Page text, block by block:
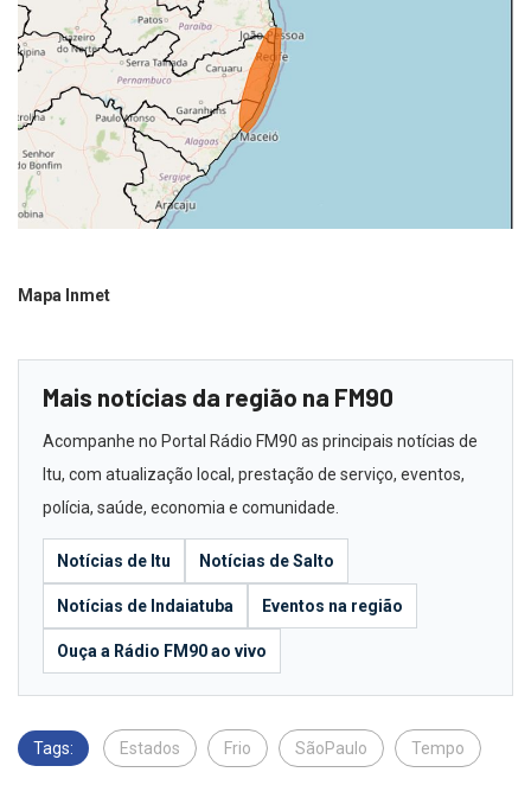
Mapa Inmet
Mais notícias da região na FM90
Acompanhe no Portal Rádio FM90 as principais notícias de
Itu, com atualização local, prestação de serviço, eventos,
polícia, saúde, economia e comunidade.
Notícias de Itu Notícias de Salto
Notícias de Indaiatuba Eventos na região
Ouça a Rádio FM90 ao vivo
Tags: Estados Frio SãoPaulo Tempo